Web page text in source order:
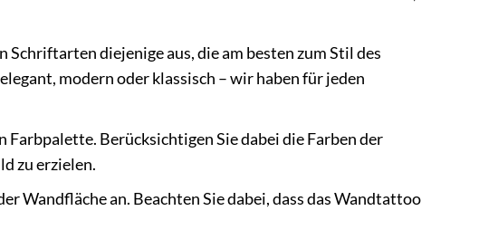
diejenige aus, die am besten zum Stil des
modern oder klassisch – wir haben für jeden
Berücksichtigen Sie dabei die Farben der
zu erzielen.
Wandfläche an. Beachten Sie dabei, dass das Wandtattoo